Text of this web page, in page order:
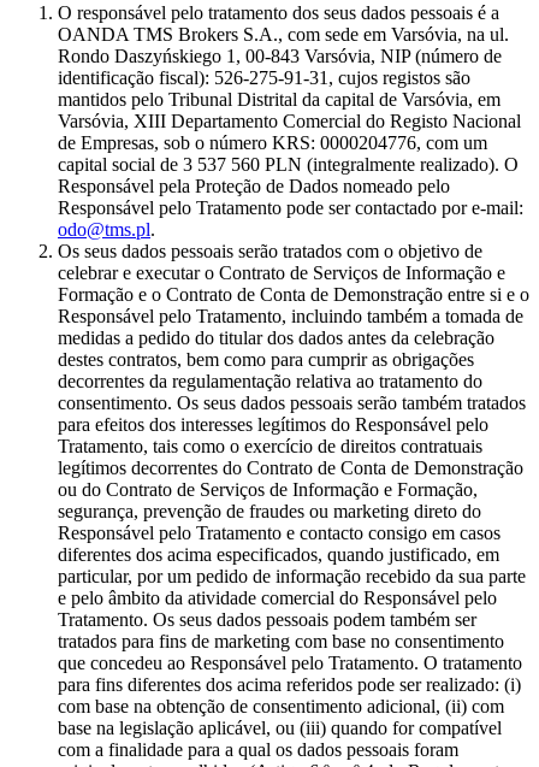
O responsável pelo tratamento dos seus dados pessoais é a
OANDA TMS Brokers S.A., com sede em Varsóvia, na ul.
Rondo Daszyńskiego 1, 00-843 Varsóvia, NIP (número de
identificação fiscal): 526-275-91-31, cujos registos são
mantidos pelo Tribunal Distrital da capital de Varsóvia, em
Varsóvia, XIII Departamento Comercial do Registo Nacional
de Empresas, sob o número KRS: 0000204776, com um
capital social de 3 537 560 PLN (integralmente realizado). O
Responsável pela Proteção de Dados nomeado pelo
Responsável pelo Tratamento pode ser contactado por e-mail:
odo@tms.pl.
Os seus dados pessoais serão tratados com o objetivo de
celebrar e executar o Contrato de Serviços de Informação e
Formação e o Contrato de Conta de Demonstração entre si e o
Responsável pelo Tratamento, incluindo também a tomada de
medidas a pedido do titular dos dados antes da celebração
destes contratos, bem como para cumprir as obrigações
decorrentes da regulamentação relativa ao tratamento do
consentimento. Os seus dados pessoais serão também tratados
para efeitos dos interesses legítimos do Responsável pelo
Tratamento, tais como o exercício de direitos contratuais
legítimos decorrentes do Contrato de Conta de Demonstração
ou do Contrato de Serviços de Informação e Formação,
segurança, prevenção de fraudes ou marketing direto do
Responsável pelo Tratamento e contacto consigo em casos
diferentes dos acima especificados, quando justificado, em
particular, por um pedido de informação recebido da sua parte
e pelo âmbito da atividade comercial do Responsável pelo
Tratamento. Os seus dados pessoais podem também ser
tratados para fins de marketing com base no consentimento
que concedeu ao Responsável pelo Tratamento. O tratamento
para fins diferentes dos acima referidos pode ser realizado: (i)
com base na obtenção de consentimento adicional, (ii) com
base na legislação aplicável, ou (iii) quando for compatível
com a finalidade para a qual os dados pessoais foram